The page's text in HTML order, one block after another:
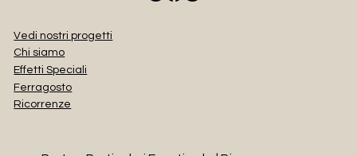
Vedi nostri progetti
Chi siamo
Effetti Speciali
Ferragosto
Ricorrenze